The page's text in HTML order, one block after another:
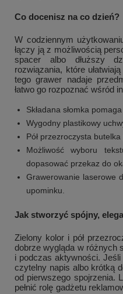
Co docenisz na co dzień?
W codziennym
łączy ją z możliwością
spacer albo dłuższy
rozwiązania, które
tego grawer nadaje
łatwo go rozpoznać wśród
Składana słomka
Wygodny plastikowy
Pół przezroczysta
Możliwość wyboru
dopasować przekaz do
Grawerowanie laserowe
upominku.
Jak stworzyć spójny,
Zielony kolor i pół
dobrze wygląda w różnych
i podczas aktywności.
czytelny napis albo krótką
od pierwszego spojrzenia.
pełnić rolę gadżetu